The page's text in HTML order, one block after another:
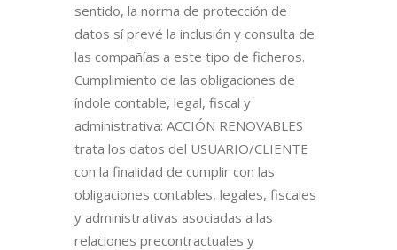
sentido, la norma de protección de
datos sí prevé la inclusión y consulta de
las compañías a este tipo de ficheros.
Cumplimiento de las obligaciones de
índole contable, legal, fiscal y
administrativa: ACCIÓN RENOVABLES
trata los datos del USUARIO/CLIENTE
con la finalidad de cumplir con las
obligaciones contables, legales, fiscales
y administrativas asociadas a las
relaciones precontractuales y